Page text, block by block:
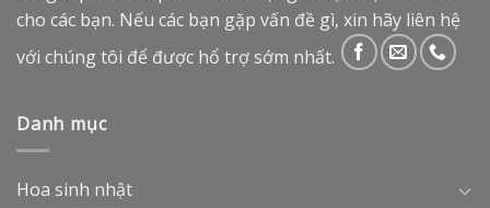
cho các bạn. Nếu các bạn gặp vấn đề gì, xin hãy liên hệ
với chúng tôi để được hổ trợ sớm nhất.
Danh mục
Hoa sinh nhật